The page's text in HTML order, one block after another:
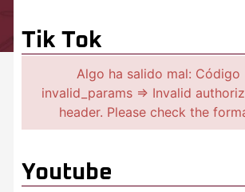
Tik Tok
Algo ha salido mal: Código
invalid_params => Invalid
header. Please check the
Youtube